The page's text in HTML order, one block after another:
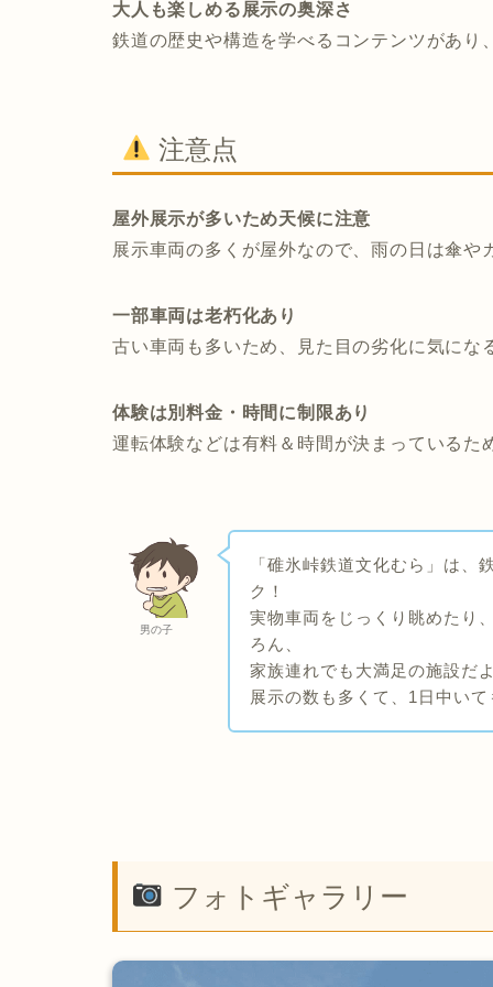
大人も楽しめる展示の奥深さ
鉄道の歴史や構造を学べるコンテンツがあり
注意点
屋外展示が多いため天候に注意
展示車両の多くが屋外なので、雨の日は傘や
一部車両は老朽化あり
古い車両も多いため、見た目の劣化に気にな
体験は別料金・時間に制限あり
運転体験などは有料＆時間が決まっているた
男の子
「碓氷峠鉄道文化むら」は、
ク！
実物車両をじっくり眺めたり
ろん、
家族連れでも大満足の施設だ
展示の数も多くて、1日中い
フォトギャラリー